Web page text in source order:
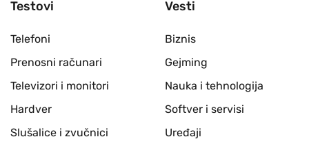
Testovi
Telefoni
Prenosni računari
Televizori i monitori
Hardver
Slušalice i zvučnici
Vesti
Biznis
Gejming
Nauka i tehnologija
Softver i servisi
Uređaji